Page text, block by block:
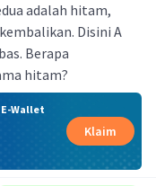
adalah hitam,
Disini A
Berapa
hitam?
Wallet
Klaim